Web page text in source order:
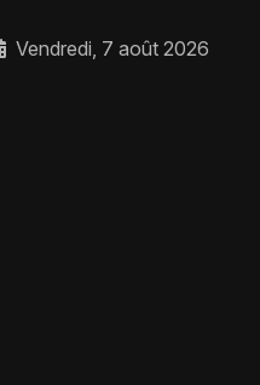
Vendredi, 7 août 2026